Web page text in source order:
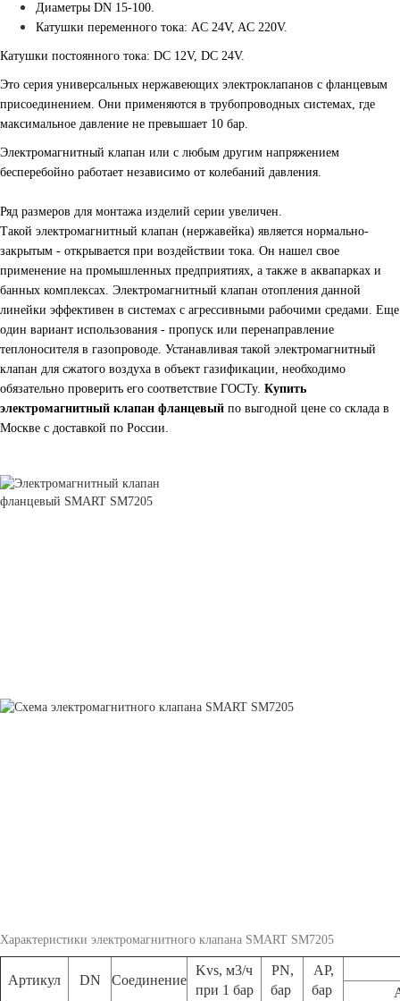
Диаметры DN 15-100.
Катушки переменного тока: AC 24V, AC 220V.
Катушки постоянного тока: DC 12V, DC 24V.
Это серия универсальных нержавеющих электроклапанов с фланцевым
присоединением. Они применяются в трубопроводных системах, где
максимальное давление не превышает 10 бар.
Электромагнитный клапан или с любым другим напряжением
бесперебойно работает независимо от колебаний давления.
Ряд размеров для монтажа изделий серии увеличен.
Такой электромагнитный клапан (нержавейка) является нормально-
закрытым - открывается при воздействии тока. Он нашел свое
применение на промышленных предприятиях, а также в аквапарках и
банных комплексах. Электромагнитный клапан отопления данной
линейки эффективен в системах с агрессивными рабочими средами. Еще
один вариант использования - пропуск или перенаправление
теплоносителя в газопроводе. Устанавливая такой электромагнитный
клапан для сжатого воздуха в объект газификации, необходимо
обязательно проверить его соответствие ГОСТу. Купить
электромагнитный клапан фланцевый по выгодной цене со склада в
Москве с доставкой по России.
Характеристики электромагнитного клапана SMART SM7205
Артикул DN Соединение
Kvs, м3/ч
при 1 бар
PN,
бар
AP,
бар